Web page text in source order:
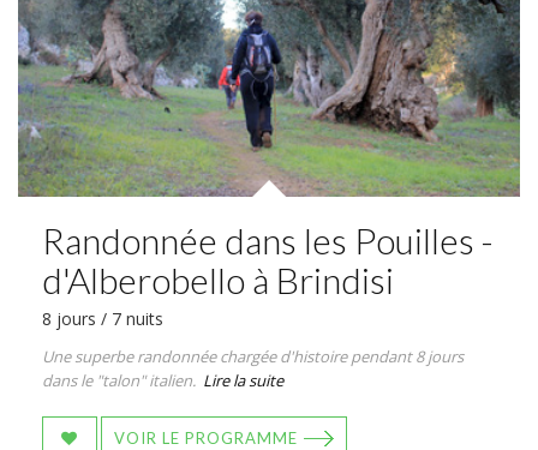
Randonnée dans les Pouilles -
d'Alberobello à Brindisi
8 jours / 7 nuits
Une superbe randonnée chargée d'histoire pendant 8 jours
dans le "talon" italien. Lire la suite
VOIR LE PROGRAMME